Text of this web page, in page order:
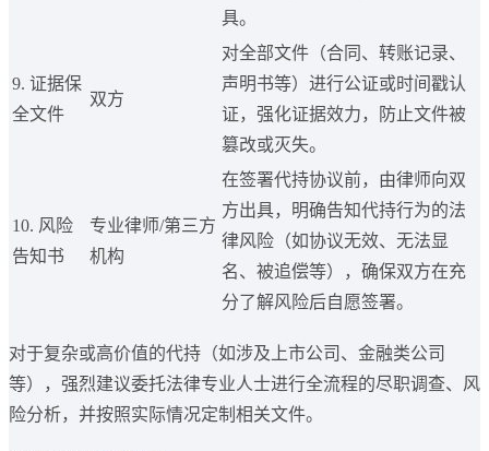
具。
9. 证据保
全文件
双方
对全部文件（合同、转账记录、
声明书等）进行公证或时间戳认
证，强化证据效力，防止文件被
篡改或灭失。
10. 风险
告知书
专业律师/第三方
机构
在签署代持协议前，由律师向双
方出具，明确告知代持行为的法
律风险（如协议无效、无法显
名、被追偿等），确保双方在充
分了解风险后自愿签署。
对于复杂或高价值的代持（如涉及上市公司、金融类公司
等），强烈建议委托法律专业人士进行全流程的尽职调查、风
险分析，并按照实际情况定制相关文件。